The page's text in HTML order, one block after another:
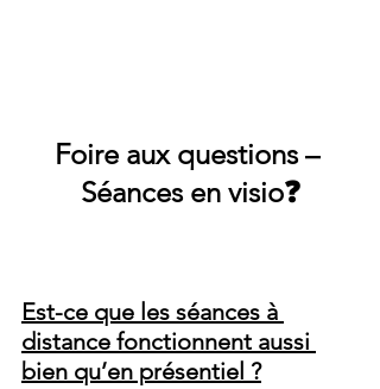
Foire aux questions –
Séances en visio❓
Est-ce que les séances à
distance fonctionnent aussi
bien qu’en présentiel ?